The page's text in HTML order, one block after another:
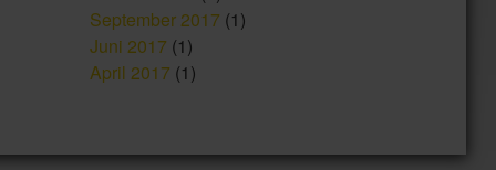
September 2017 (1)
Juni 2017 (1)
April 2017 (1)